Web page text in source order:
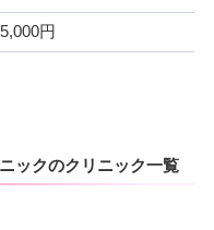
円
ックのクリニック一覧